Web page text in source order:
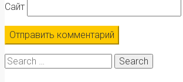
Сайт
Search